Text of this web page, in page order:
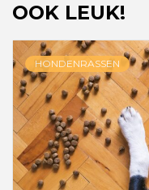
OOK LEUK!
HONDENRASSEN